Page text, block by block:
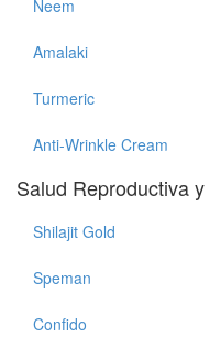
Neem
Amalaki
Turmeric
Anti-Wrinkle Cream
Salud Reproductiva
Shilajit Gold
Speman
Confido